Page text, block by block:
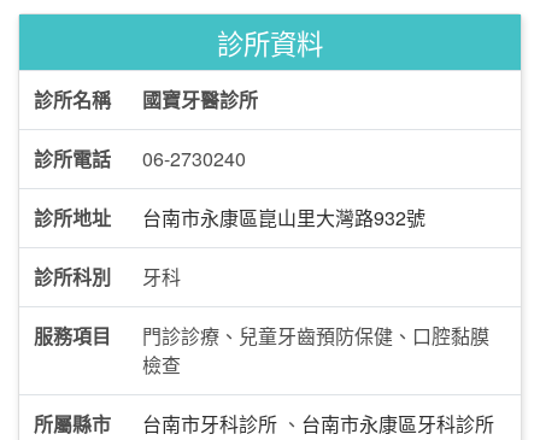
診所資料
診所名稱 國寶牙醫診所
診所電話 06-2730240
診所地址 台南市永康區崑山里大灣路932號
診所科別 牙科
服務項目
門診診療、兒童牙齒預防保健、口腔黏膜
檢查
所屬縣市 台南市牙科診所 、 台南市永康區牙科診所